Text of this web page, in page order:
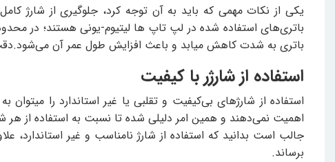
یکی از نکات مهمی که باید به آن توجه کرد، جلوگیری از شارژ
باتری به شدت کاهش میابد و باعث افزایش طول عمر آن می‌شود.دقت
استفاده از شارژر با کیفیت
استفاده از شارژهای بی‌کیفیت و تقلبی یا غیر استاندارد را
اهمیت نمی‌دهند و همین امر دلیلی شده تا نسبت به استفاده از هر
جالب است بدانید که استفاده از شارژ نامناسب و غیر استاندارد،
برساند.